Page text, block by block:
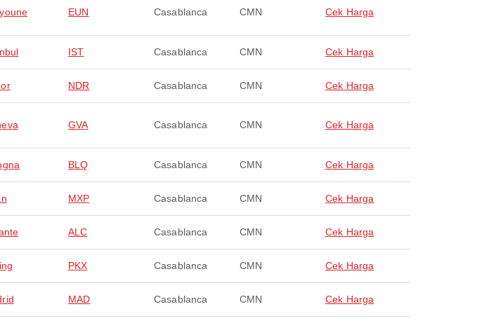
EUN Casablanca CMN Cek Harga
IST Casablanca CMN Cek Harga
NDR Casablanca CMN Cek Harga
GVA Casablanca CMN Cek Harga
BLQ Casablanca CMN Cek Harga
MXP Casablanca CMN Cek Harga
ALC Casablanca CMN Cek Harga
PKX Casablanca CMN Cek Harga
MAD Casablanca CMN Cek Harga